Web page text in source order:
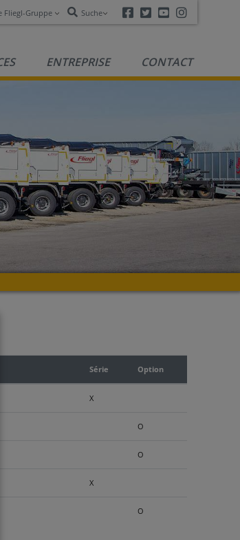
Fliegl-Gruppe Suche Facebook
TwitterYoutube
ENTREPRISE CONTACT
Série Option
X
O
O
X
O